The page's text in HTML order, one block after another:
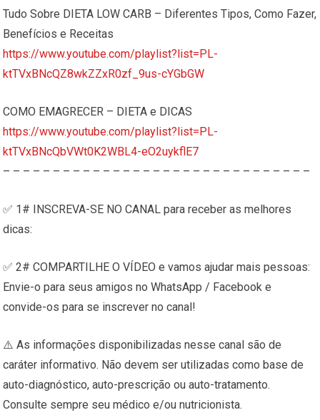
Tudo Sobre DIETA LOW CARB – Diferentes Tipos, Como Fazer,
Benefícios e Receitas
https://www.youtube.com/playlist?list=PL-
ktTVxBNcQZ8wkZZxR0zf_9us-cYGbGW
COMO EMAGRECER – DIETA e DICAS
https://www.youtube.com/playlist?list=PL-
ktTVxBNcQbVWt0K2WBL4-eO2uykflE7
– – – – – – – – – – – – – – – – – – – – – – – – – – – – – – –
✅ 1# INSCREVA-SE NO CANAL para receber as melhores
dicas:
✅ 2# COMPARTILHE O VÍDEO e vamos ajudar mais pessoas:
Envie-o para seus amigos no WhatsApp / Facebook e
convide-os para se inscrever no canal!
⚠️ As informações disponibilizadas nesse canal são de
caráter informativo. Não devem ser utilizadas como base de
auto-diagnóstico, auto-prescrição ou auto-tratamento.
Consulte sempre seu médico e/ou nutricionista.